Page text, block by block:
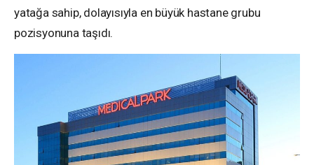
yatağa sahip, dolayısıyla en büyük hastane grubu
pozisyonuna taşıdı.